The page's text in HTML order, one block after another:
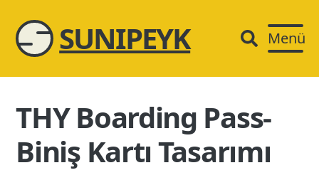
SUNIPEYK Menü
THY Boarding Pass-
Biniş Kartı Tasarımı